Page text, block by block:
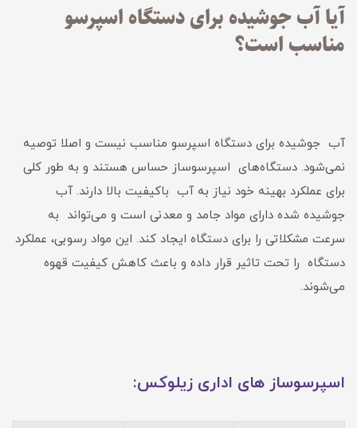
آیا آب جوشیده برای دستگاه اسپرسو
مناسب است؟
آب جوشیده برای دستگاه اسپرسو مناسب نیست و اصلا توصیه
نمی‌‌شود. دستگاه‌های اسپرسوساز حساس هستند و به طور کلی
برای عملکرد بهینه خود نیاز به آب باکیفیت بالا دارند. آب
جوشیده شده دارای مواد جامد و معدنی است و می‌تواند به
سرعت مشکلاتی را برای دستگاه ایجاد کند. این مواد رسوبی، عملکرد
دستگاه را تحت تاثیر قرار داده و باعث کاهش کیفیت قهوه
می‌شوند.
اسپرسوساز های اداری زیلوکس: